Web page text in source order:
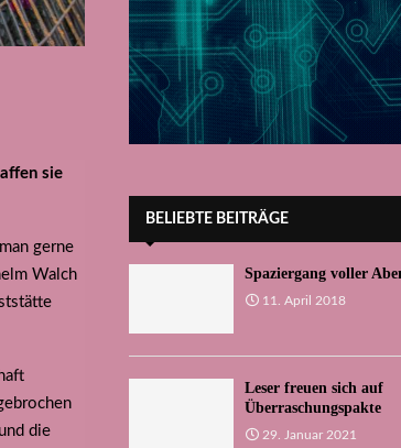
sie
gerne
Walch
die
BELIEBTE BEITRÄGE
Spaziergang voller
11. April 2018
Leser freuen sich auf
Überraschungspakte
29. Januar 2021